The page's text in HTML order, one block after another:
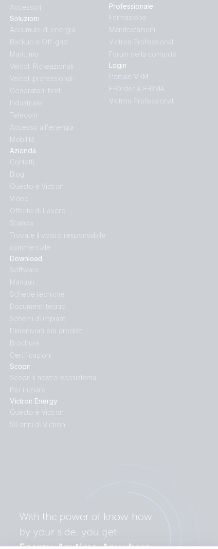
Accessori
Scopri
Scopri il nostro ecosistema
Per iniziare
Victron Energy
Questo è Victron
50 anni di Victron
Download
Software
Manuali
Schede tecniche
Documenti tecnici
Schemi di impianti
Dimensioni dei prodotti
Brochure
Certificazioni
Soluzioni
Accumulo di energia
Backup e Off-grid
Marittimo
Veicoli Ricreazionali
Veicoli professionali
Generatori ibridi
Industriale
Telecom
Accesso all'energia
Mobilità
Azienda
Contatti
Blog
Questo è Victron
Video
Offerte di Lavoro
Stampa
Trovate il vostro responsabile
commerciale
Professionale
Formazione
Manifestazioni
Victron Professional
Forum della comunità
Login
Portale VRM
E-Order & E-RMA
Victron Professional